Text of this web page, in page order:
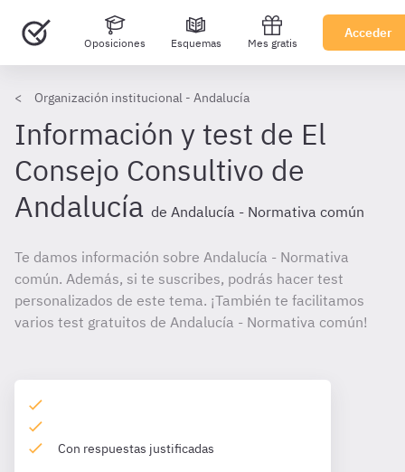
Oposiciones Esquemas Mes gratis
Acceder
Organización institucional - Andalucía
Información y test de El
Consejo Consultivo de
Andalucía de Andalucía - Normativa común
Te damos información sobre Andalucía - Normativa
común. Además, si te suscribes, podrás hacer test
personalizados de este tema. ¡También te facilitamos
varios test gratuitos de Andalucía - Normativa común!
Con respuestas justificadas